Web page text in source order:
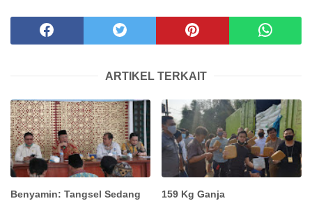
ARTIKEL TERKAIT
Benyamin: Tangsel Sedang
159 Kg Ganja